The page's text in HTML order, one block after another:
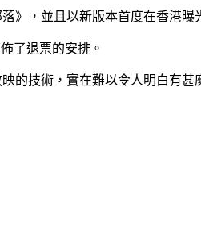
》，並且以新版本首度在香港曝
了退票的安排。
的技術，實在難以令人明白有甚